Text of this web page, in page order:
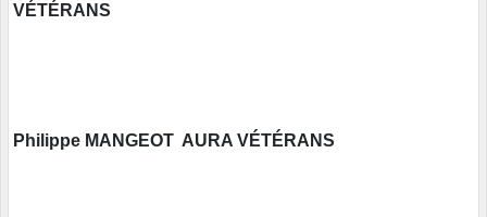
VÉTÉRANS
Philippe MANGEOT AURA VÉTÉRANS